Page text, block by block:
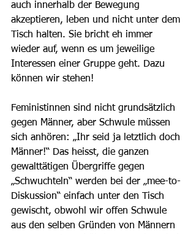
auch innerhalb der Bewegung
akzeptieren, leben und nicht unter dem
Tisch halten. Sie bricht eh immer
wieder auf, wenn es um jeweilige
Interessen einer Gruppe geht. Dazu
können wir stehen!
Feministinnen sind nicht grundsätzlich
gegen Männer, aber Schwule müssen
sich anhören: „Ihr seid ja letztlich doch
Männer!“ Das heisst, die ganzen
gewalttätigen Übergriffe gegen
„Schwuchteln“ werden bei der „mee-to-
Diskussion“ einfach unter den Tisch
gewischt, obwohl wir offen Schwule
aus den selben Gründen von Männern